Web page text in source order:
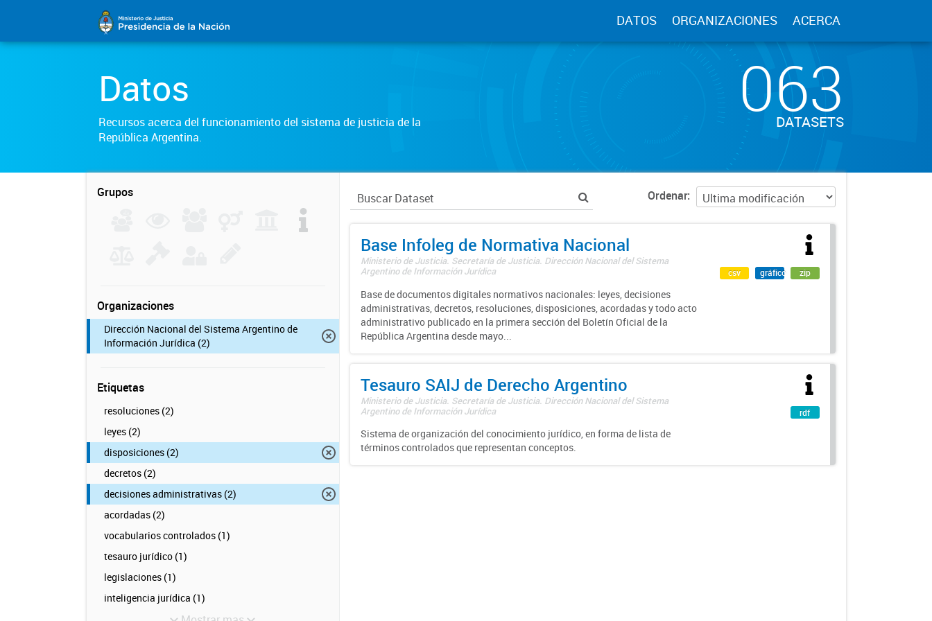
DATOS ORGANIZACIONES ACERCA
Datos
Recursos acerca del funcionamiento del sistema de justicia de la
República Argentina.
063
DATASETS
Grupos
Organizaciones
Dirección Nacional del Sistema Argentino de
Información Jurídica (2)
Etiquetas
resoluciones (2)
leyes (2)
disposiciones (2)
decretos (2)
decisiones administrativas (2)
acordadas (2)
vocabularios controlados (1)
tesauro jurídico (1)
legislaciones (1)
inteligencia jurídica (1)
Ordenar
Base Infoleg de Normativa Nacional
Ministerio de Justicia. Secretaría de Justicia. Dirección Nacional del Sistema
Argentino de Información Jurídica
Base de documentos digitales normativos nacionales: leyes, decisiones
administrativas, decretos, resoluciones, disposiciones, acordadas y todo acto
administrativo publicado en la primera sección del Boletín Oficial de la
República Argentina desde mayo...
csv gráfico zip
Tesauro SAIJ de Derecho Argentino
Ministerio de Justicia. Secretaría de Justicia. Dirección Nacional del Sistema
Argentino de Información Jurídica
Sistema de organización del conocimiento jurídico, en forma de lista de
términos controlados que representan conceptos.
rdf